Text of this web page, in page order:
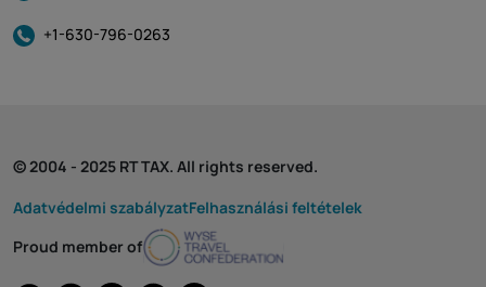
+1-630-796-0263
© 2004 - 2025 RT TAX. All rights reserved.
Adatvédelmi szabályzatFelhasználási feltételek
Proud member of